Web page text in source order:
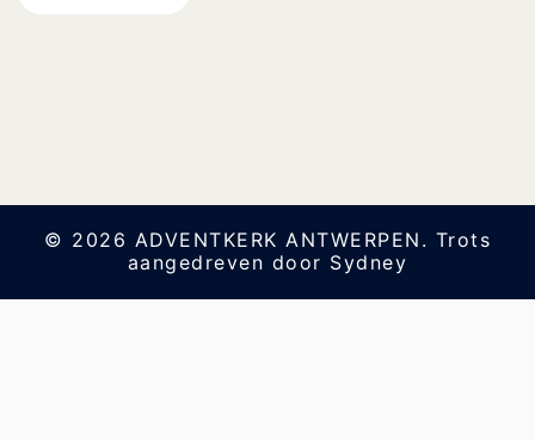
© 2026 ADVENTKERK ANTWERPEN. Trots
aangedreven door Sydney